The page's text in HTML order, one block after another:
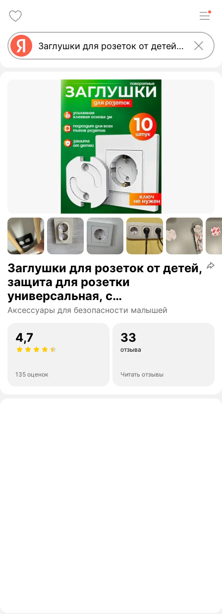
Заглушки для розеток от детей,
защита для розетки
универсальная, с
автоматической блокировкой,
Аксессуары для безопасности малышей
4,7
135 оценок
33
отзыва
Читать отзывы